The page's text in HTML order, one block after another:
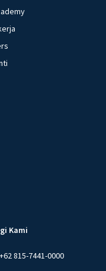
Kami
+62 815-7441-0000